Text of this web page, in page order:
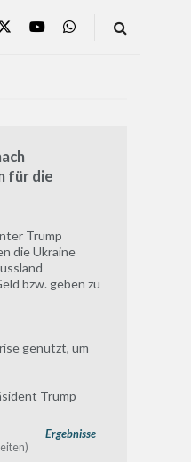
für die
Trump
die Ukraine
bzw. geben zu
genutzt, um
Trump
Ergebnisse